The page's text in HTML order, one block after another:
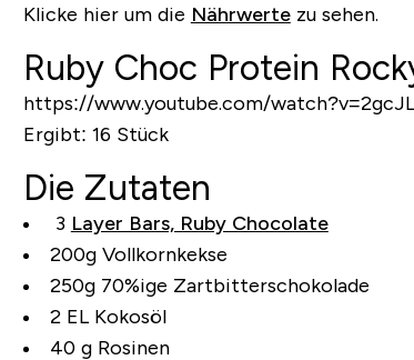
Klicke hier um die Nährwertezu sehen.
Ruby Choc Protein
https://www.youtube.com/
Ergibt: 16 Stück
Die Zutaten
3 Layer Bars, Ruby Chocolate
200g Vollkornkekse
250g 70%ige Zartbitterschokolade
2 EL Kokosöl
40 g Rosinen